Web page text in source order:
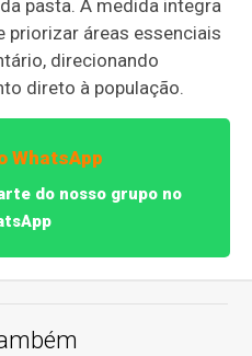
pasta. A medida integra
priorizar áreas essenciais
direcionando
direto à população.
do nosso grupo no